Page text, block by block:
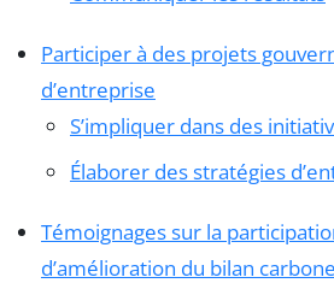
Participer à des projets
d’entreprise
S’impliquer dans des
Élaborer des stratégies
Témoignages sur la
d’amélioration du bilan carbone